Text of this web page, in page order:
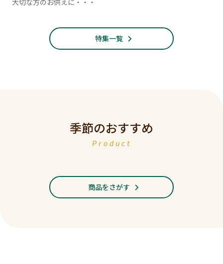
特集一覧
季節のおすすめ
Product
商品をさがす